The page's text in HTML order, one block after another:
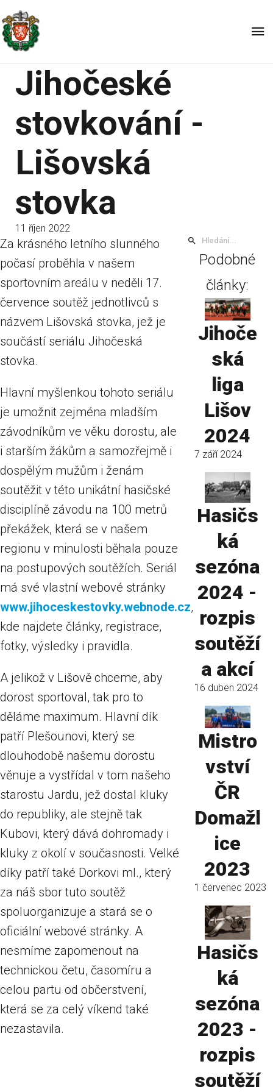
Jihočeské
stovkování -
Lišovská
stovka
11 říjen 2022
Za krásného letního slunného
počasí proběhla v našem
sportovním areálu v neděli 17.
července soutěž jednotlivců s
názvem Lišovská stovka, jež je
součástí seriálu Jihočeská
stovka.
Hlavní myšlenkou tohoto seriálu
je umožnit zejména mladším
závodníkům ve věku dorostu, ale
i starším žákům a samozřejmě i
dospělým mužům i ženám
soutěžit v této unikátní hasičské
disciplíně závodu na 100 metrů
překážek, která se v našem
regionu v minulosti běhala pouze
na postupových soutěžích. Seriál
má své vlastní webové stránky
www.jihoceskestovky.webnode.cz,
kde najdete články, registrace,
fotky, výsledky i pravidla.
A jelikož v Lišově chceme, aby
dorost sportoval, tak pro to
děláme maximum. Hlavní dík
patří Plešounovi, který se
dlouhodobě našemu dorostu
věnuje a vystřídal v tom našeho
starostu Jardu, jež dostal kluky
do republiky, ale stejně tak
Kubovi, který dává dohromady i
kluky z okolí v současnosti. Velké
díky patří také Dorkovi ml., který
za náš sbor tuto soutěž
spoluorganizuje a stará se o
oficiální webové stránky. A
nesmíme zapomenout na
technickou četu, časomíru a
celou partu od občerstvení,
která se za celý víkend také
nezastavila.
Podobné
články:
Jihoče
ská
liga
Lišov
2024
7 září 2024
Hasičs
ká
sezóna
2024 -
rozpis
soutěží
a akcí
16 duben 2024
Mistro
vství
ČR
Domažl
ice
2023
1 červenec 2023
Hasičs
ká
sezóna
2023 -
rozpis
soutěží